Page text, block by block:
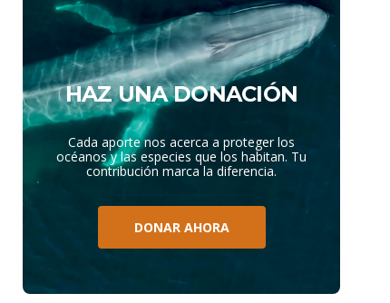
HAZ UNA DONACIÓN
Cada aporte nos acerca a proteger los
océanos y las especies que los habitan. Tu
contribución marca la diferencia.
DONAR AHORA